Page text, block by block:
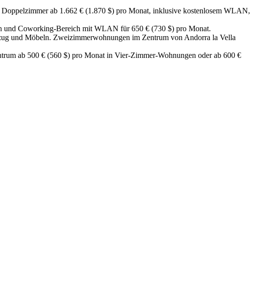
ab 1.662 € (1.870 $) pro Monat, inklusive kostenlosem WLAN,
und Coworking-Bereich mit WLAN für 650 € (730 $) pro Monat.
und Möbeln. Zweizimmerwohnungen im Zentrum von Andorra la Vella
ab 500 € (560 $) pro Monat in Vier-Zimmer-Wohnungen oder ab 600 €